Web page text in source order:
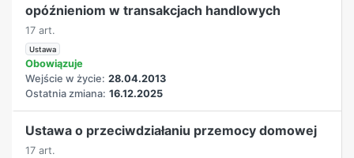
opóźnieniom w transakcjach handlowych
17 art.
Ustawa
Obowiązuje
Wejście w życie: 28.04.2013
Ostatnia zmiana: 16.12.2025
Ustawa o przeciwdziałaniu przemocy domowej
17 art.